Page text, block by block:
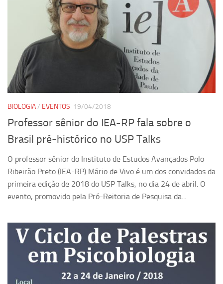
Documentos
Relatórios
Revista Estudos Avançados
Espaço Cultural
Contato
Newsletter
BIOLOGIA/ EVENTOS 19/04/2018
Professor sênior do IEA-RP fala sobre o
Brasil pré-histórico no USP Talks
O professor sênior do Instituto de Estudos Avançados Polo
Ribeirão Preto (IEA-RP) Mário de Vivo é um dos convidados da
primeira edição de 2018 do USP Talks, no dia 24 de abril. O
evento, promovido pela Pró-Reitoria de Pesquisa da...